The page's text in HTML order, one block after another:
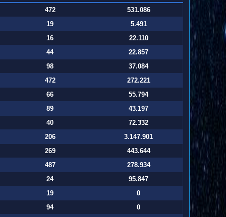
472
531.086
19
5.491
16
22.110
44
22.857
98
37.084
472
272.221
66
55.794
89
43.197
40
72.332
206
3.147.901
269
443.644
487
278.934
24
95.847
19
0
94
0